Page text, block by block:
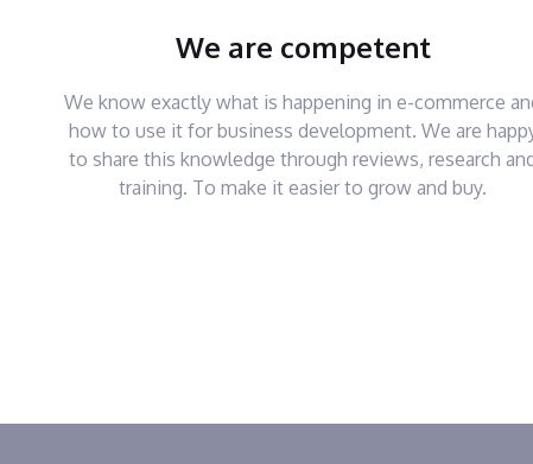
We are competent
We know exactly what is happening in e-commerce
how to use it for business development. We are
to share this knowledge through reviews, research
training. To make it easier to grow and buy.